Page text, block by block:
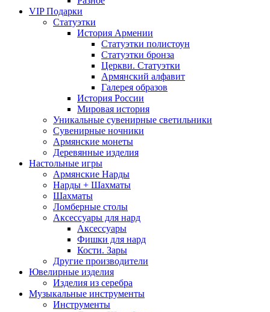
VIP Подарки
Статуэтки
История Армении
Статуэтки полистоун
Статуэтки бронза
Церкви. Статуэтки
Армянский алфавит
Галерея образов
История России
Мировая история
Уникальные сувенирные светильники
Сувенирные ночники
Армянские монеты
Деревянные изделия
Настольные игры
Армянские Нарды
Нарды + Шахматы
Шахматы
Ломберные столы
Аксессуары для нард
Аксессуары
Фишки для нард
Кости. Зары
Другие производители
Ювелирные изделия
Изделия из серебра
Музыкальные инструменты
Инструменты